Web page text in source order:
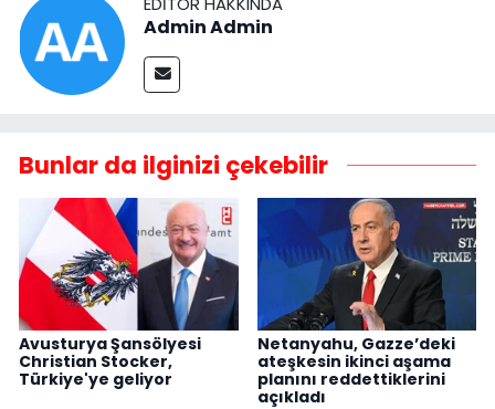
Admin Admin
Bunlar da ilginizi çekebilir
Avusturya Şansölyesi
Christian Stocker,
Türkiye'ye geliyor
Netanyahu, Gazze’deki
ateşkesin ikinci aşama
planını reddettiklerini
açıkladı